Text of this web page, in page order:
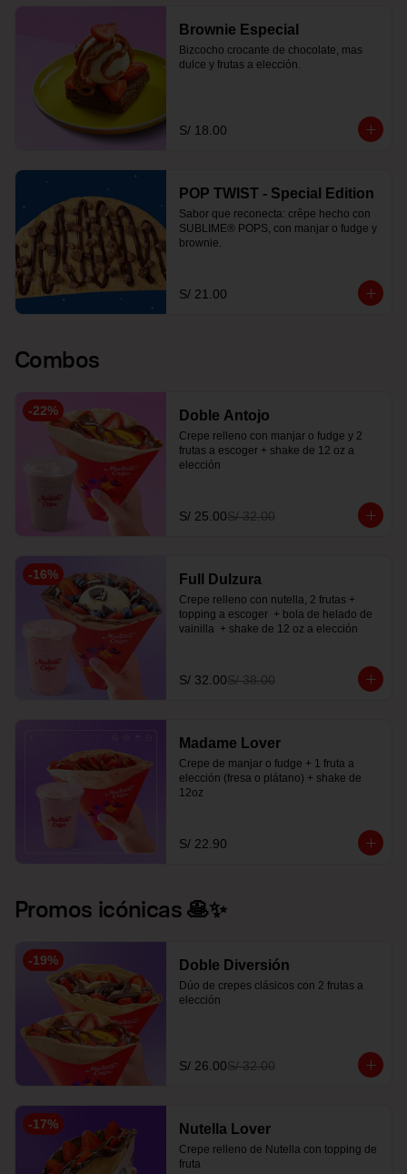
Brownie Especial
Bizcocho crocante de chocolate, mas
dulce y frutas a elección.
S/ 18.00
POP TWIST - Special Edition
Sabor que reconecta: crêpe hecho con
SUBLIME® POPS, con manjar o fudge y
brownie.
S/ 21.00
Combos
-22% Doble Antojo
Crepe relleno con manjar o fudge y 2
frutas a escoger + shake de 12 oz a
elección
S/ 25.00S/ 32.00
-16% Full Dulzura
Crepe relleno con nutella, 2 frutas +
topping a escoger  + bola de helado de
vainilla  + shake de 12 oz a elección
S/ 32.00S/ 38.00
Madame Lover
Crepe de manjar o fudge + 1 fruta a
elección (fresa o plátano) + shake de
12oz
S/ 22.90
Promos icónicas 🥞✨
-19% Doble Diversión
Dúo de crepes clásicos con 2 frutas a
elección
S/ 26.00S/ 32.00
-17% Nutella Lover
Crepe relleno de Nutella con topping de
fruta